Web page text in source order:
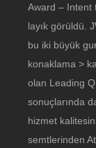
Award – Intent
layık görüldü.
bu iki büyük
konaklama >
olan Leading
sonuçlarında
hizmet
semtlerinden